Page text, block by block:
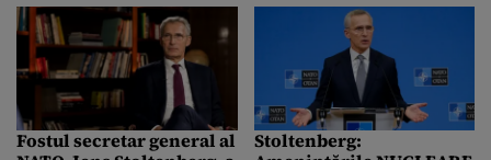
europeni
oprească atacurile.
Răspunsul? „Nu vom
risca un al treilea război
mondial”
Fostul secretar general al
Stoltenberg: